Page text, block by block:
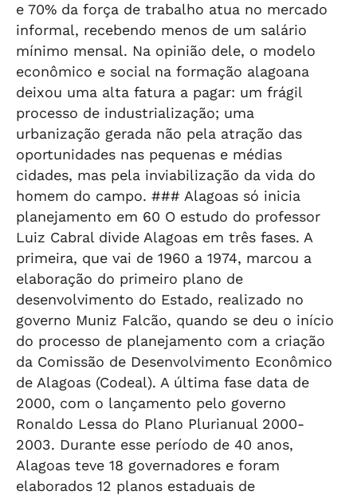
e 70% da força de trabalho atua no mercado
informal, recebendo menos de um salário
mínimo mensal. Na opinião dele, o modelo
econômico e social na formação alagoana
deixou uma alta fatura a pagar: um frágil
processo de industrialização; uma
urbanização gerada não pela atração das
oportunidades nas pequenas e médias
cidades, mas pela inviabilização da vida do
homem do campo. ### Alagoas só inicia
planejamento em 60 O estudo do professor
Luiz Cabral divide Alagoas em três fases. A
primeira, que vai de 1960 a 1974, marcou a
elaboração do primeiro plano de
desenvolvimento do Estado, realizado no
governo Muniz Falcão, quando se deu o início
do processo de planejamento com a criação
da Comissão de Desenvolvimento Econômico
de Alagoas (Codeal). A última fase data de
2000, com o lançamento pelo governo
Ronaldo Lessa do Plano Plurianual 2000-
2003. Durante esse período de 40 anos,
Alagoas teve 18 governadores e foram
elaborados 12 planos estaduais de